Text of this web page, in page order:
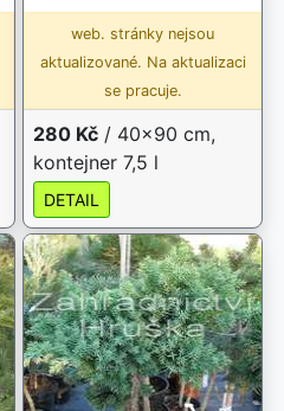
web. stránky nejsou
aktualizované. Na aktualizaci
se pracuje.
280 Kč / 40x90 cm,
kontejner 7,5 l
DETAIL